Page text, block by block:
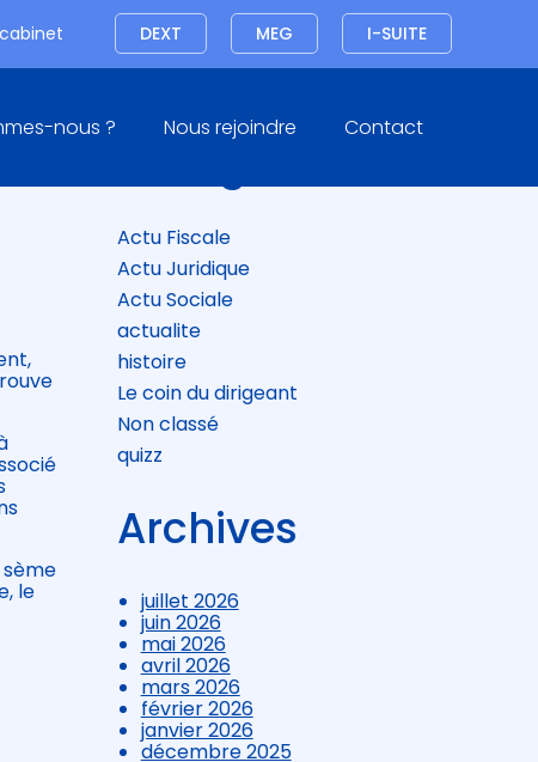
Connexion I-SUITE
MEG
DEXT
nous ? Nous rejoindre Contact
le
Blog
Actu Fiscale
Actu Juridique
Actu Sociale
actualite
histoire
Le coin du dirigeant
Non classé
quizz
Archives
juillet 2026
juin 2026
mai 2026
avril 2026
mars 2026
février 2026
janvier 2026
décembre 2025